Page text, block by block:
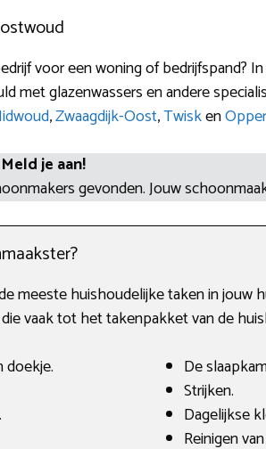
voor een woning of bedrijfspand?
met glazenwassers en andere
,Zwaagdijk-Oost,Twisken
je aan!
gevonden. Jouw
meeste huishoudelijke taken in jouw
vaak tot het takenpakket van de
doekje.
De
Strijken.
Dagelijkse
Reinigen